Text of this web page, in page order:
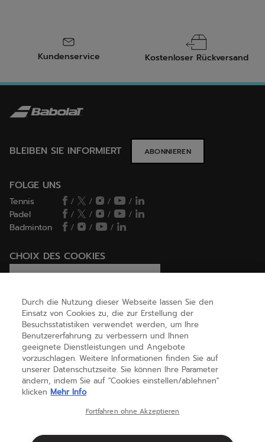
Kundenservice Kostenloser Rückversand
BLEIBEN SIE INFORMIERT ABONNIEREN
FOLGE UNS
Tennis / / /
/
Padel
/ / /
/
Badminton
/ / /
CHOIX DES COOKIES
HILFE
ÜBER UNS
(deutsch)
Durch die Nutzung dieser Webseite lassen Sie den
Einsatz von Cookies zu, die zur Erstellung der
Besuchsstatistiken verwendet werden, um Ihre
Benutzererfahrung zu verbessern und Ihnen
geeignete Dienstleistungen und Angebote
vorzuschlagen. Weitere Informationen finden Sie auf
unserer Datenschutzseite. Sie können Ihre Parameter
ändern, indem Sie auf "Cookies einstellen/ablehnen"
klicken Mehr Info
Fortfahren ohne Akzeptieren